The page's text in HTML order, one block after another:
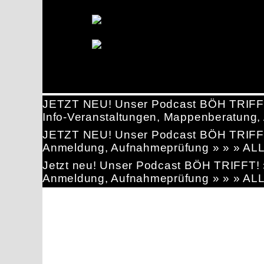
JETZT NEU! Unser Podcast BÖH
Info-Veranstaltungen,
JETZT NEU! Unser Podcast BÖH
Anmeldung, Aufnahmeprüfung » » »
Jetzt neu! Unser Podcast BÖH TRIFFT!
Anmeldung, Aufnahmeprüfung » » »